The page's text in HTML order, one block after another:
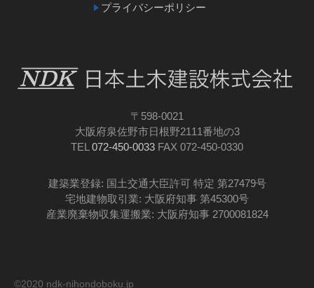
プライバシーポリシー
〒598-0021
大阪府泉佐野市日根野2111番地の3
TEL 072-450-0033 FAX 072-450-0330
建築業登録: 国土交通大臣許可 特定 第27479号
宅地建物取引業: 大阪府知事 第45300号
産業廃棄物収集運搬業: 大阪府知事 2700081824
©2020 ndk-nihondoboku.jp